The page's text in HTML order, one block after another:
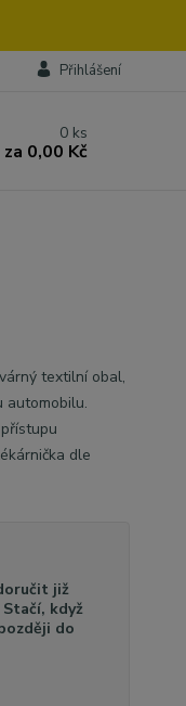
Přihlášení
0 ks
za 0,00 Kč
textilní obal,
automobilu.
dle
již
Stačí, když
do